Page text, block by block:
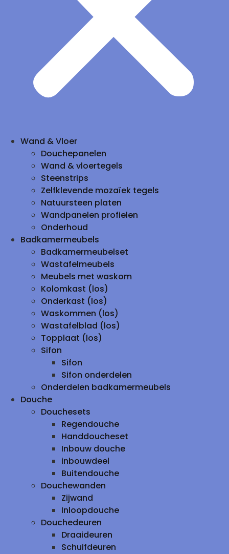
Wand & Vloer
Douchepanelen
Wand & vloertegels
Steenstrips
Zelfklevende mozaïek tegels
Natuursteen platen
Wandpanelen profielen
Onderhoud
Badkamermeubels
Badkamermeubelset
Wastafelmeubels
Meubels met waskom
Kolomkast (los)
Onderkast (los)
Waskommen (los)
Wastafelblad (los)
Topplaat (los)
Sifon
Sifon
Sifon onderdelen
Onderdelen badkamermeubels
Douche
Douchesets
Regendouche
Handdoucheset
Inbouw douche
inbouwdeel
Buitendouche
Douchewanden
Zijwand
Inloopdouche
Douchedeuren
Draaideuren
Schuifdeuren